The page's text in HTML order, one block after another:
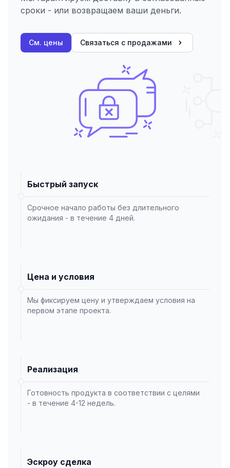
сроки - или возвращаем ваши деньги.
См. цены Связаться с продажами
Быстрый запуск
Срочное начало работы без длительного
ожидания - в течение 4 дней.
Цена и условия
Мы фиксируем цену и утверждаем условия на
первом этапе проекта.
Реализация
Готовность продукта в соответствии с целями
- в течение 4-12 недель.
Эскроу сделка